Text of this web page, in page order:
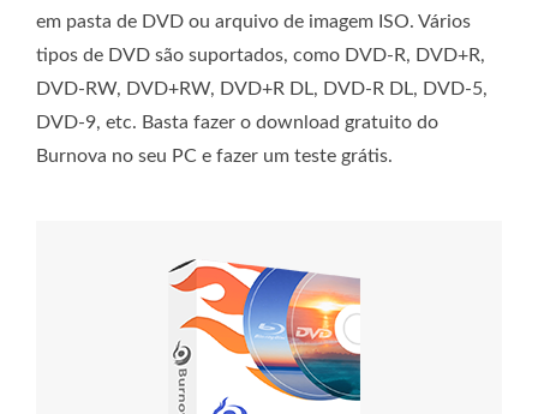
em pasta de DVD ou arquivo de imagem ISO. Vários
tipos de DVD são suportados, como DVD-R, DVD+R,
DVD-RW, DVD+RW, DVD+R DL, DVD-R DL, DVD-5,
DVD-9, etc. Basta fazer o download gratuito do
Burnova no seu PC e fazer um teste grátis.